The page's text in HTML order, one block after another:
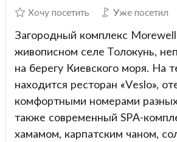
Хочу посетить Уже посетил
Загородный комплекс
живописном селе Толокунь,
на берегу Киевского моря. На
находится ресторан «Veslo»,
комфортными номерами разных
также современный SPA-
хамамом, карпатским чаном,